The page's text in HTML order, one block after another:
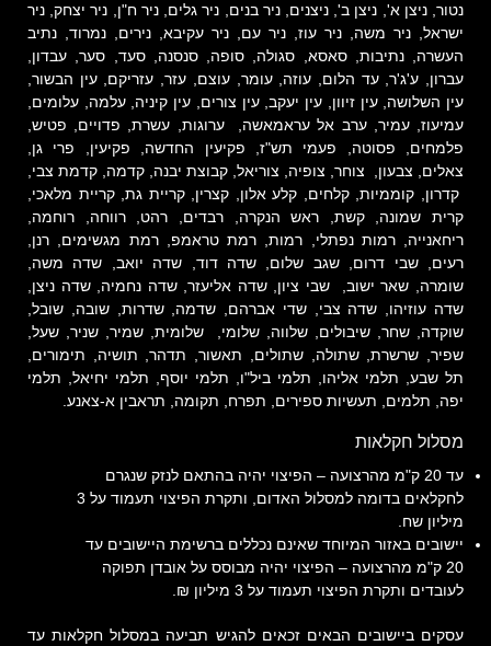
נטור, ניצן א', ניצן ב', ניצנים, ניר בנים, ניר גלים, ניר ח"ן, ניר יצחק, ניר
ישראל, ניר משה, ניר עוז, ניר עם, ניר עקיבא, נירים, נמרוד, נתיב
העשרה, נתיבות, סאסא, סגולה, סופה, סנסנה, סעד, סער, עבדון,
עברון, ע'ג'ר, עד הלום, עוזה, עומר, עוצם, עזר, עזריקם, עין הבשור,
עין השלושה, עין זיוון, עין יעקב, עין צורים, עין קיניה, עלמה, עלומים,
עמיעוז, עמיר, ערב אל עראמאשה, ערוגות, עשרת, פדויים, פטיש,
פלמחים, פסוטה, פעמי תש"ז, פקיעין החדשה, פקיעין, פרי גן,
צאלים, צבעון, צוחר, צופיה, צוריאל, קבוצת יבנה, קדמה, קדמת צבי,
קדרון, קוממיות, קלחים, קלע אלון, קצרין, קריית גת, קריית מלאכי,
קרית שמונה, קשת, ראש הנקרה, רבדים, רהט, רווחה, רוחמה,
ריחאנייה, רמות נפתלי, רמות, רמת טראמפ, רמת מגשימים, רנן,
רעים, שבי דרום, שגב שלום, שדה דוד, שדה יואב, שדה משה,
שומרה, שאר ישוב, שבי ציון, שדה אליעזר, שדה נחמיה, שדה ניצן,
שדה עוזיהו, שדה צבי, שדי אברהם, שדמה, שדרות, שובה, שובל,
שוקדה, שחר, שיבולים, שלווה, שלומי, שלומית, שמיר, שניר, שעל,
שפיר, שרשרת, שתולה, שתולים, תאשור, תדהר, תושיה, תימורים,
תל שבע, תלמי אליהו, תלמי ביל"ו, תלמי יוסף, תלמי יחיאל, תלמי
יפה, תלמים, תעשיות ספירים, תפרח, תקומה, תראבין א-צאנע.
מסלול חקלאות
עד 20 ק"מ מהרצועה – הפיצוי יהיה בהתאם לנזק שנגרם
לחקלאים בדומה למסלול האדום, ותקרת הפיצוי תעמוד על 3
מיליון שח.
יישובים באזור המיוחד שאינם נכללים ברשימת היישובים עד
20 ק"מ מהרצועה – הפיצוי יהיה מבוסס על אובדן תפוקה
לעובדים ותקרת הפיצוי תעמוד על 3 מיליון ₪.
עסקים ביישובים הבאים זכאים להגיש תביעה במסלול חקלאות עד